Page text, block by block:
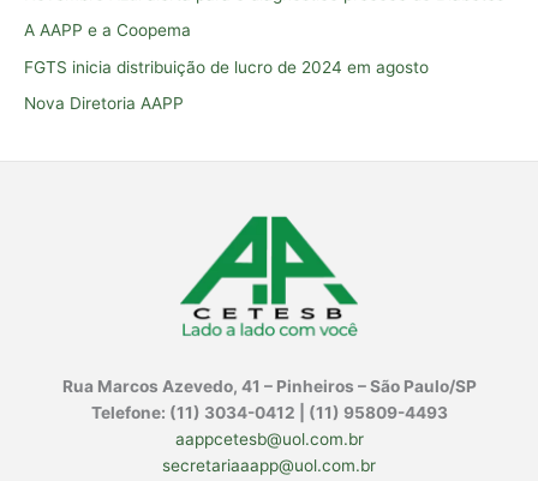
a
r
p
o
:
A AAPP e a Coopema
FGTS inicia distribuição de lucro de 2024 em agosto
Nova Diretoria AAPP
Rua Marcos Azevedo, 41 – Pinheiros – São Paulo/SP
Telefone: (11) 3034-0412 | (11) 95809-4493
aappcetesb@uol.com.br
secretariaaapp@uol.com.br